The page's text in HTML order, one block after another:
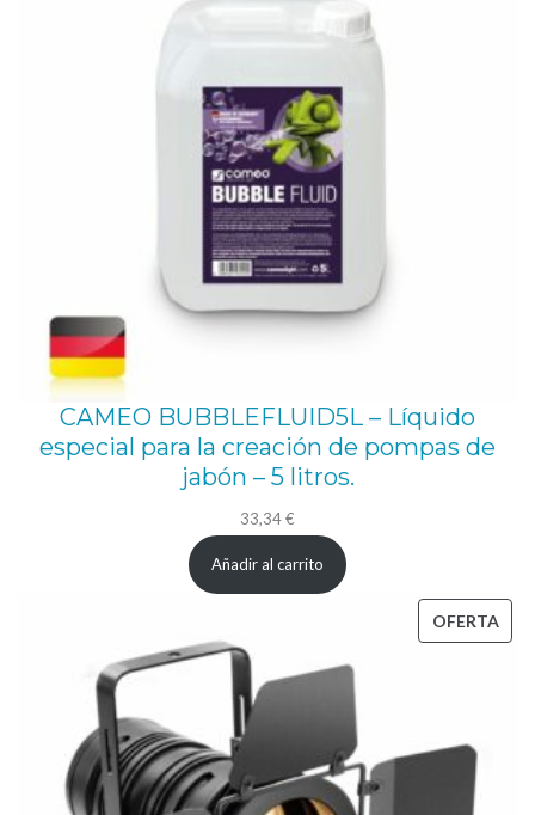
CAMEO BUBBLEFLUID5L – Líquido
especial para la creación de pompas de
jabón – 5 litros.
33,34€
Añadir al carrito
OFERTA